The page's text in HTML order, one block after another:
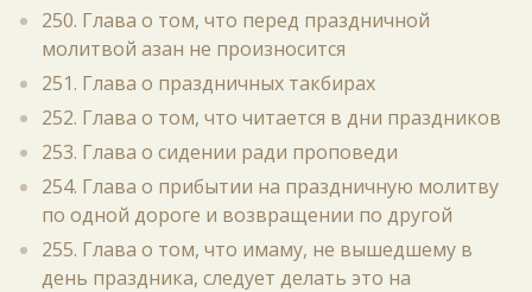
250. Глава о том, что перед праздничной
молитвой азан не произносится
251. Глава о праздничных такбирах
252. Глава о том, что читается в дни праздников
253. Глава о сидении ради проповеди
254. Глава о прибытии на праздничную молитву
по одной дороге и возвращении по другой
255. Глава о том, что имаму, не вышедшему в
день праздника, следует делать это на